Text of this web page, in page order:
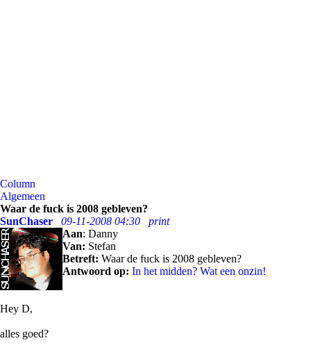
Column
Algemeen
Waar de fuck is 2008 gebleven?
SunChaser
09-11-2008 04:30
print
Aan: Danny
Van: Stefan
Betreft: Waar de fuck is 2008 gebleven?
Antwoord op: In het midden? Wat een onzin!
Hey D,
alles goed?